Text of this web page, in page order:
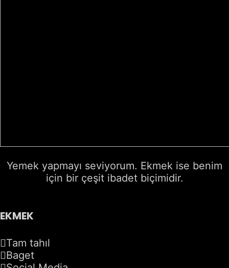
Yemek yapmayı seviyorum. Ekmek ise benim
için bir çeşit ibadet biçimidir.
EKMEK
Tam tahıl
Baget